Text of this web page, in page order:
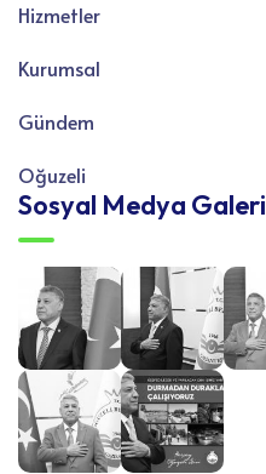
Hizmetler
Kurumsal
Gündem
Oğuzeli
Sosyal Medya Galeri